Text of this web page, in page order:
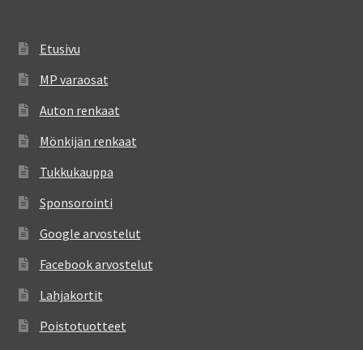
Etusivu
MP varaosat
Auton renkaat
Mönkijän renkaat
Tukkukauppa
Sponsorointi
Google arvostelut
Facebook arvostelut
Lahjakortit
Poistotuotteet